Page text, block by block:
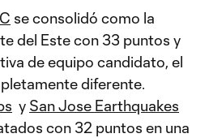
se consolidó como la
del Este con 33 puntos y
de equipo candidato, el
diferente.
y San Jose Earthquakes
con 32 puntos en una